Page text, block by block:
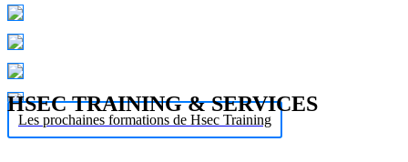
Les prochaines formations de Hsec Training
HSEC TRAINING & SERVICES